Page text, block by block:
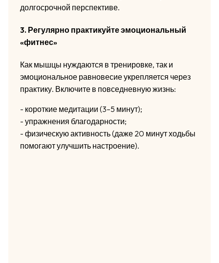
долгосрочной перспективе.
3. Регулярно практикуйте эмоциональный
«фитнес»
Как мышцы нуждаются в тренировке, так и
эмоциональное равновесие укрепляется через
практику. Включите в повседневную жизнь:
- короткие медитации (3–5 минут);
- упражнения благодарности;
- физическую активность (даже 20 минут ходьбы
помогают улучшить настроение).